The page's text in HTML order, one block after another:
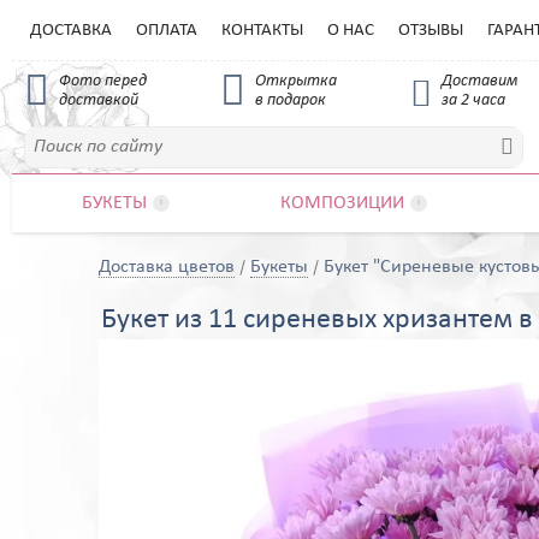

ДОСТАВКА ОПЛАТА КОНТАКТЫ О НАС ОТЗЫВЫ
 Фото перед
доставкой

Открытка
в подарок

Доставим
за 2 часа
БУКЕТЫ КОМПОЗИЦИИ
Доставка цветов Букеты Букет "Сиреневые
Букет из 11 сиреневых хризантем